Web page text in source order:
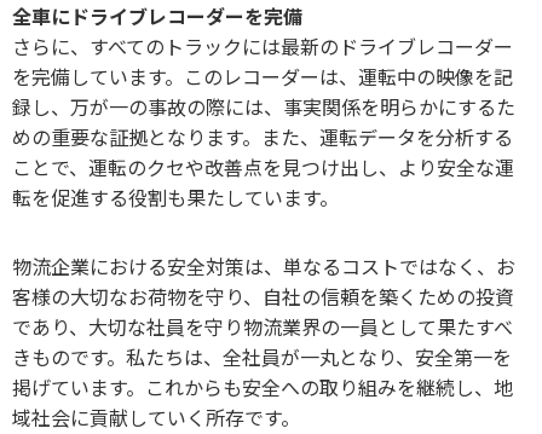
全車にドライブレコーダーを完備
さらに、すべてのトラックには最新のドライブレコーダー
を完備しています。このレコーダーは、運転中の映像を記
録し、万が一の事故の際には、事実関係を明らかにするた
めの重要な証拠となります。また、運転データを分析する
ことで、運転のクセや改善点を見つけ出し、より安全な運
転を促進する役割も果たしています。
物流企業における安全対策は、単なるコストではなく、お
客様の大切なお荷物を守り、自社の信頼を築くための投資
であり、大切な社員を守り物流業界の一員として果たすべ
きものです。私たちは、全社員が一丸となり、安全第一を
掲げています。これからも安全への取り組みを継続し、地
域社会に貢献していく所存です。